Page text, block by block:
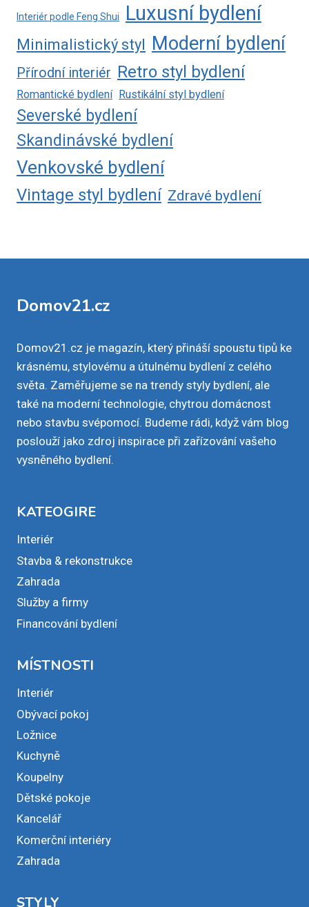
Interiér podle Feng Shui Luxusní bydlení
Minimalistický styl Moderní bydlení
Přírodní interiér Retro styl bydlení
Romantické bydlení Rustikální styl bydlení
Severské bydlení
Skandinávské bydlení
Venkovské bydlení
Vintage styl bydlení Zdravé bydlení
Domov21.cz
Domov21.cz je magazín, který přináší spoustu tipů ke
krásnému, stylovému a útulnému bydlení z celého
světa. Zaměřujeme se na trendy styly bydlení, ale
také na moderní technologie, chytrou domácnost
nebo stavbu svépomocí. Budeme rádi, když vám blog
poslouží jako zdroj inspirace při zařízování vašeho
vysněného bydlení.
KATEOGIRE
Interiér
Stavba & rekonstrukce
Zahrada
Služby a firmy
Financování bydlení
MÍSTNOSTI
Interiér
Obývací pokoj
Ložnice
Kuchyně
Koupelny
Dětské pokoje
Kancelář
Komerční interiéry
Zahrada
STYLY